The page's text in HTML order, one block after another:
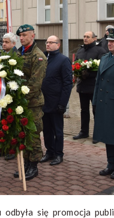
się promocja